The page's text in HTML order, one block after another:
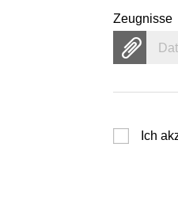
Zeugnisse
Ich